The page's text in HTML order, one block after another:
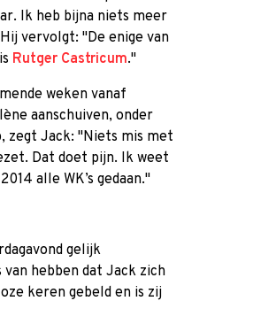
Ik heb bijna niets meer
vervolgt: "De enige van
Rutger Castricum."
weken vanaf
aanschuiven, onder
zegt Jack: "Niets mis met
Dat doet pijn. Ik weet
alle WK’s gedaan."
gelijk
hebben dat Jack zich
keren gebeld en is zij